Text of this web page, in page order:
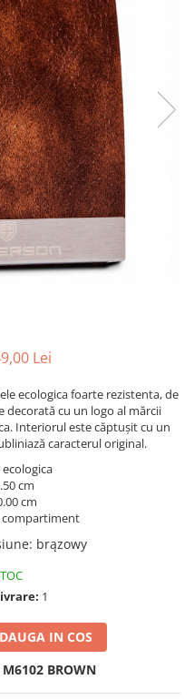
Lei
ecologica foarte rezistenta, de
decorată cu un logo al mărcii
Interiorul este căptușit cu un
caracterul original.
ecologica
cm
cm
compartiment
: brązowy
1
IN COS
M6102 BROWN